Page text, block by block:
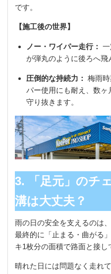
です。
【施工後の世界】
ノー・ワイパー走行：
が弾丸のように後ろへ飛
圧倒的な持続力： 梅雨
パー使用にも耐え、数
守り抜きます。
3. 「足元」のチ
溝は大丈夫？
雨の日の安全を支えるのは
最終的に「止まる・曲がる
キ1枚分の面積で路面と接し
晴れた日には問題なく走れ